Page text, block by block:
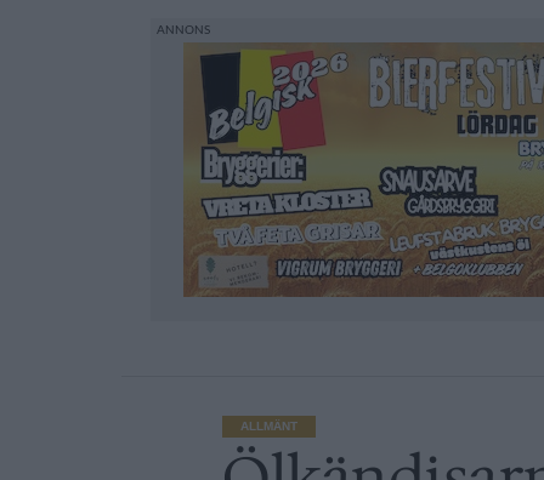
ALLMÄNT